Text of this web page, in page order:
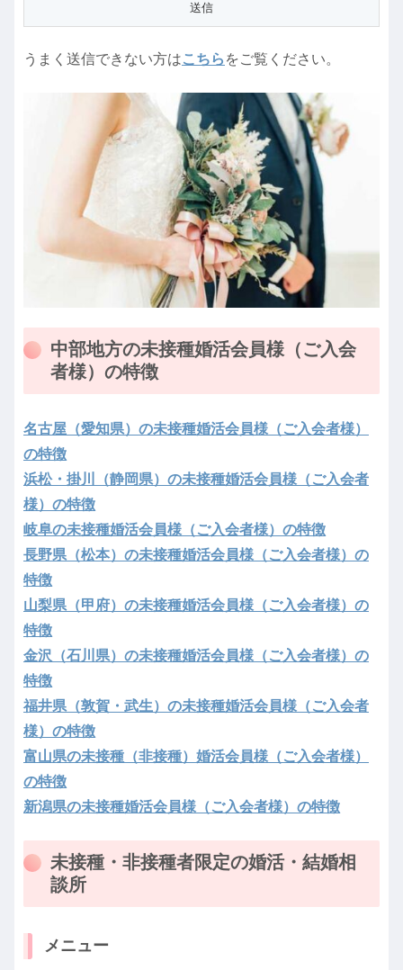
うまく送信できない方はこちら をご覧ください。
中部地方の未接種婚活会員様（ご入会
者様）の特徴
名古屋（愛知県）の未接種婚活会員様（ご入会者様）
の特徴
浜松・掛川（静岡県）の未接種婚活会員様（ご入会者
様）の特徴
岐阜の未接種婚活会員様（ご入会者様）の特徴
長野県（松本）の未接種婚活会員様（ご入会者様）の
特徴
山梨県（甲府）の未接種婚活会員様（ご入会者様）の
特徴
金沢（石川県）の未接種婚活会員様（ご入会者様）の
特徴
福井県（敦賀・武生）の未接種婚活会員様（ご入会者
様）の特徴
富山県の未接種（非接種）婚活会員様（ご入会者様）
の特徴
新潟県の未接種婚活会員様（ご入会者様）の特徴
未接種・非接種者限定の婚活・結婚相
談所
メニュー